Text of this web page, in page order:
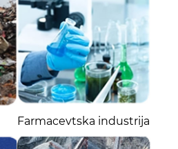
Farmacevtska industrija